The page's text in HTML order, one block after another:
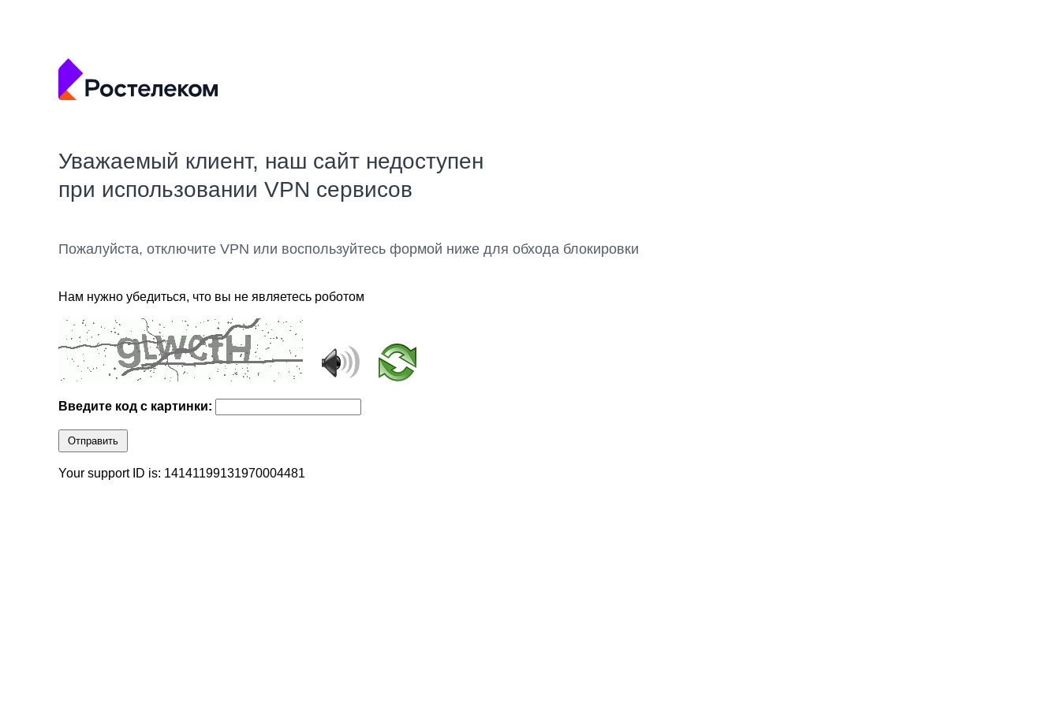
Уважаемый клиент, наш сайт недоступен
при использовании VPN сервисов
Пожалуйста, отключите VPN или воспользуйтесь формой ниже для обхода блокировки
Нам нужно убедиться, что вы не являетесь роботом
Введите код с картинки:
Отправить
Your support ID is: 14141199131970004481